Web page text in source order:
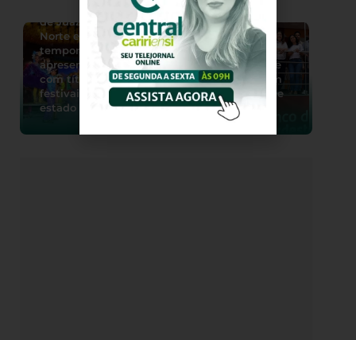
Quadrilhas juninas
de Juazeiro do
Norte encerram
temporada de
apresentações
com títulos em
festivais pelo
estado
BNB fecha quase
R$ 17 milhões em
contratos durante
a Expocrato